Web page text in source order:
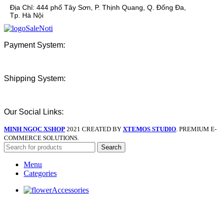
Địa Chỉ: 444 phố Tây Sơn, P. Thịnh Quang, Q. Đống Đa,
Tp. Hà Nội
Payment System:
Shipping System:
Our Social Links:
MINH NGỌC XSHOP 2021 CREATED BY XTEMOS STUDIO . PREMIUM E-
COMMERCE SOLUTIONS.
Search
Menu
Categories
Accessories